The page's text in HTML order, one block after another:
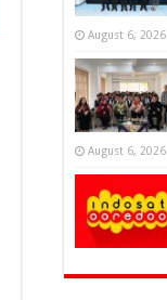
August 6, 2026
August 6, 2026